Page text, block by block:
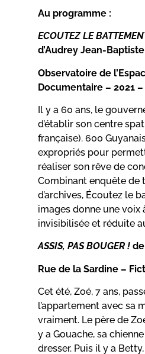
Au programme :
ECOUTEZ LE
d’Audrey Jean-Baptiste
Observatoire de
Documentaire – 2021 –
Il y a 60 ans, le
d’établir son centre
française). 600
expropriés pour
réaliser son rêve de
Combinant enquête de
d’archives, Écoutez le
images donne une
invisibilisée et réduite
ASSIS, PAS BOUGER !
Rue de la Sardine –
Cet été, Zoé, 7 ans,
l’appartement avec sa
vraiment. Le père de
y a Gouache, sa
dresser. Puis il y a